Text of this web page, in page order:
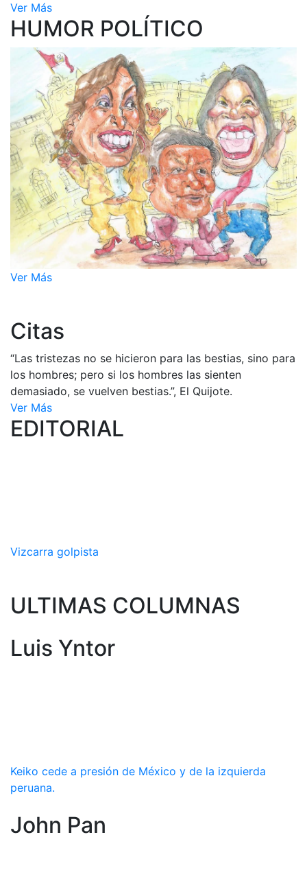
Ver Más
HUMOR POLÍTICO
Ver Más
Citas
“Las tristezas no se hicieron para las bestias, sino para
los hombres; pero si los hombres las sienten
demasiado, se vuelven bestias.”, El Quijote.
Ver Más
EDITORIAL
Vizcarra golpista
ULTIMAS COLUMNAS
Luis Yntor
Keiko cede a presión de México y de la izquierda
peruana.
John Pan